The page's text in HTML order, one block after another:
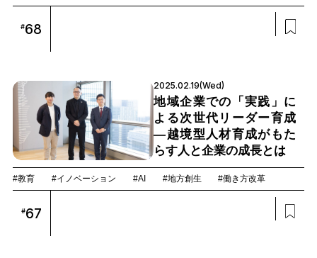
#68
2025.02.19(Wed)
地域企業での「実践」に
よる次世代リーダー育成
―越境型人材育成がもた
らす人と企業の成長とは
#教育 #イノベーション #AI #地方創生 #働き方改革
#67